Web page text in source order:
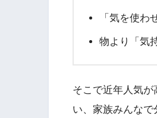
「気を使
物より「気
そこで近年人気が
い、家族みんな